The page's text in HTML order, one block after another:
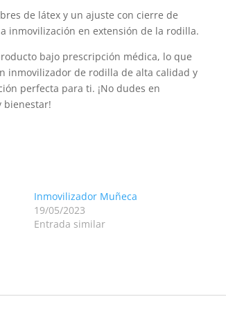
de látex y un ajuste con cierre de
inmovilización en extensión de la rodilla.
bajo prescripción médica, lo que
inmovilizador de rodilla de alta calidad y
perfecta para ti. ¡No dudes en
bienestar!
Inmovilizador Muñeca
19/05/2023
Entrada similar